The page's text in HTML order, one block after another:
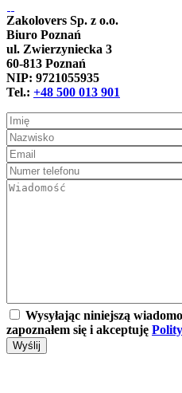
Zakolovers Sp. z o.o.
Biuro Poznań
ul. Zwierzyniecka 3
60-813 Poznań
NIP: 9721055935
Tel.: +48 500 013 901
Wysyłając niniejszą
zapoznałem się i akceptuję